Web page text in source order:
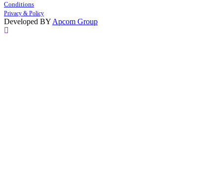
Conditions
Privacy & Policy
Developed BY Apcom Group